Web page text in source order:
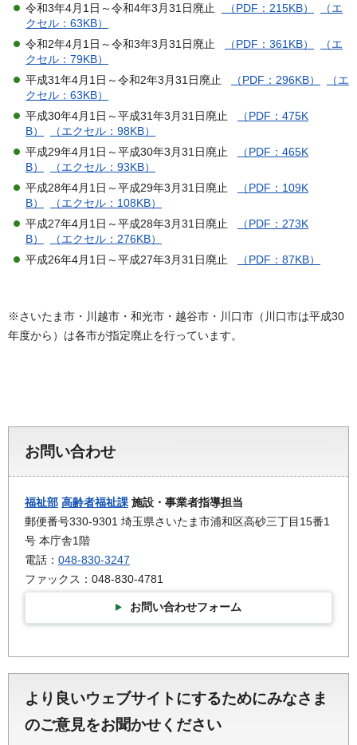
令和3年4月1日～令和4年3月31日廃止
（PDF：215KB）
（エ
クセル：63KB）
令和2年4月1日～令和3年3月31日廃止
（PDF：361KB）
（エ
クセル：79KB）
平成31年4月1日～令和2年3月31日廃止
（PDF：296KB）
（エ
クセル：63KB）
平成30年4月1日～平成31年3月31日廃止
（PDF：475K
B）
（エクセル：98KB）
平成29年4月1日～平成30年3月31日廃止
（PDF：465K
B）
（エクセル：93KB）
平成28年4月1日～平成29年3月31日廃止
（PDF：109K
B）
（エクセル：108KB）
平成27年4月1日～平成28年3月31日廃止
（PDF：273K
B）
（エクセル：276KB）
平成26年4月1日～平成27年3月31日廃止
（PDF：87KB）
※さいたま市・川越市・和光市・越谷市・川口市（川口市は平成30
年度から）は各市が指定廃止を行っています。
お問い合わせ
福祉部 高齢者福祉課 施設・事業者指導担当
郵便番号330-9301 埼玉県さいたま市浦和区高砂三丁目15番1
号 本庁舎1階
電話： 048-830-3247
ファックス：048-830-4781
お問い合わせフォーム
より良いウェブサイトにするためにみなさま
のご意見をお聞かせください